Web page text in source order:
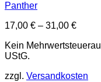
Panther
17,00 € – 31,00 €
Kein
UStG.
zzgl. Versandkosten